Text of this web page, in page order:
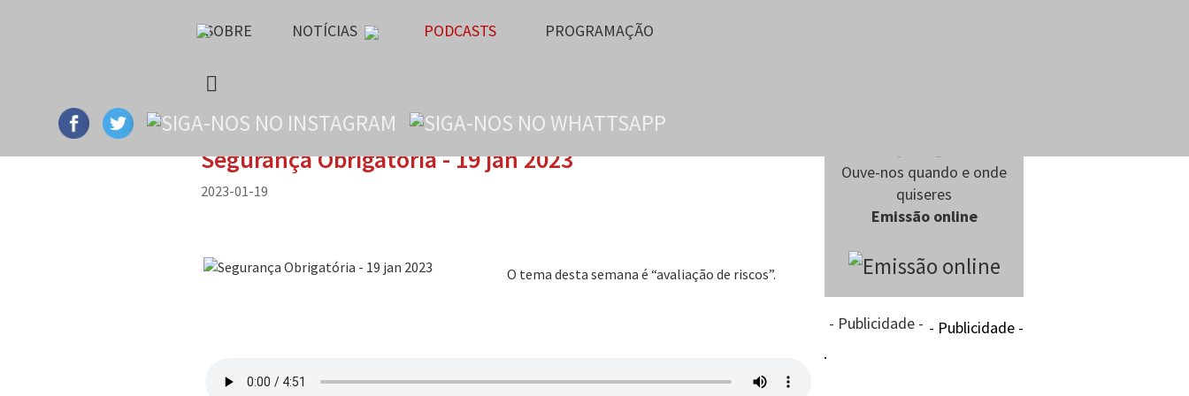
SOBRE NOTÍCIAS PODCASTS PROGRAMAÇÃO
Segurança Obrigatória - 19 jan 2023
2023-01-19
O tema desta semana é “avaliação de riscos”.
Ouve-nos quando e onde
quiseres
Emissão online
- Publicidade - - Publicidade -